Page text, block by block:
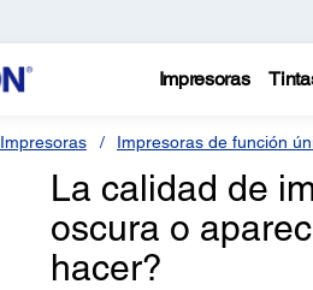
Impresoras
Impresoras Impresoras de función
La calidad de
oscura o
hacer?